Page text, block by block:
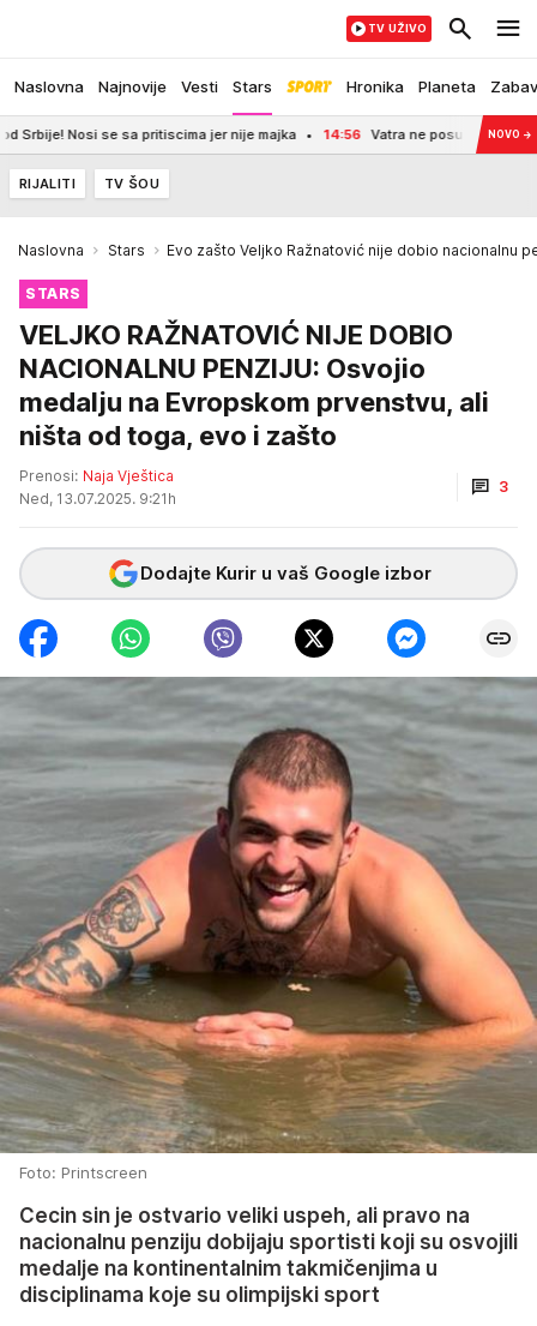
Naslovna Najnovije Vesti Stars Hronika Planeta
TV UŽIVO
se sa pritiscima jer nije majka 14:56 Vatra ne posustaje u Deliblatskoj
NOVO →
RIJALITI TV ŠOU
Naslovna Stars Evo zašto Veljko Ražnatović nije dobio nacionalnu
STARS
VELJKO RAŽNATOVIĆ NIJE DOBIO
NACIONALNU PENZIJU: Osvojio
medalju na Evropskom prvenstvu, ali
ništa od toga, evo i zašto
Prenosi: Naja Vještica
Ned, 13.07.2025. 9:21h
3
Dodajte Kurir u vaš Google izbor
Foto: Printscreen
Cecin sin je ostvario veliki uspeh, ali pravo na
nacionalnu penziju dobijaju sportisti koji su osvojili
medalje na kontinentalnim takmičenjima u
disciplinama koje su olimpijski sport